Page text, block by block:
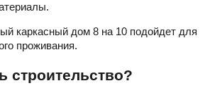
каркасный дом 8 на 10 подойдет для
проживания.
строительство?